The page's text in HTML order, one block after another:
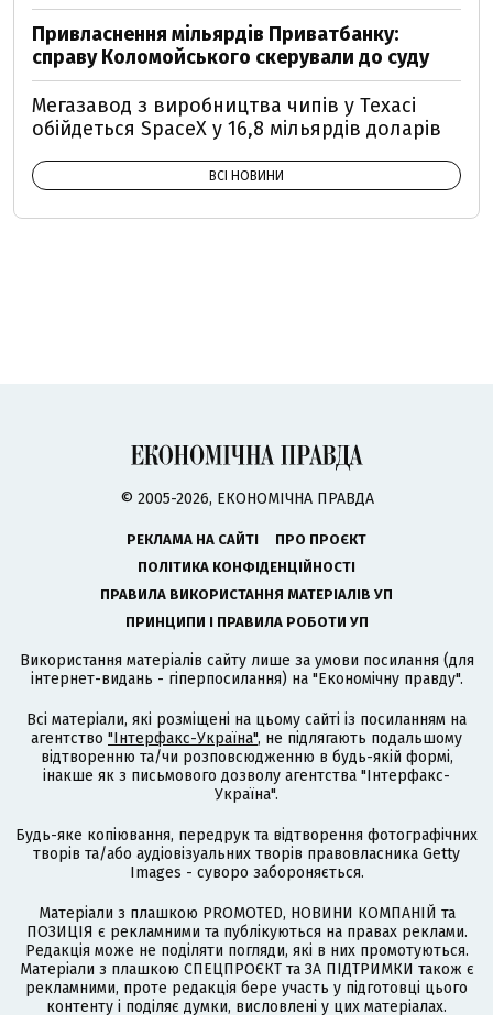
Привласнення мільярдів Приватбанку:
справу Коломойського скерували до суду
Мегазавод з виробництва чипів у Техасі
обійдеться SpaceX у 16,8 мільярдів доларів
ВСІ НОВИНИ
© 2005-2026, ЕКОНОМІЧНА ПРАВДА
РЕКЛАМА НА САЙТІ
ПРО ПРОЄКТ
ПОЛІТИКА КОНФІДЕНЦІЙНОСТІ
ПРАВИЛА ВИКОРИСТАННЯ МАТЕРІАЛІВ УП
ПРИНЦИПИ І ПРАВИЛА РОБОТИ УП
Використання матеріалів сайту лише за умови посилання (для
інтернет-видань - гіперпосилання) на "Економічну правду".
Всі матеріали, які розміщені на цьому сайті із посиланням на
агентство "Інтерфакс-Україна", не підлягають подальшому
відтворенню та/чи розповсюдженню в будь-якій формі,
інакше як з письмового дозволу агентства "Інтерфакс-
Україна".
Будь-яке копіювання, передрук та відтворення фотографічних
творів та/або аудіовізуальних творів правовласника Getty
Images - суворо забороняється.
Матеріали з плашкою PROMOTED, НОВИНИ КОМПАНІЙ та
ПОЗИЦІЯ є рекламними та публікуються на правах реклами.
Редакція може не поділяти погляди, які в них промотуються.
Матеріали з плашкою СПЕЦПРОЄКТ та ЗА ПІДТРИМКИ також є
рекламними, проте редакція бере участь у підготовці цього
контенту і поділяє думки, висловлені у цих матеріалах.